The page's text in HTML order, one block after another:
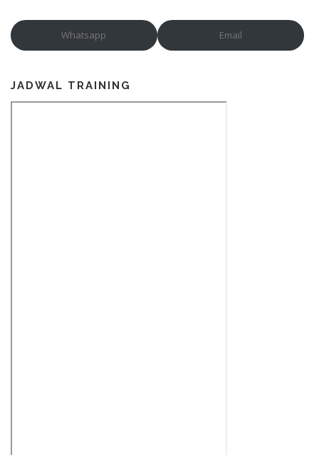
Whatsapp Email
JADWAL TRAINING